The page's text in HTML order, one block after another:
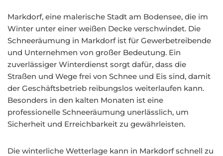
Markdorf, eine malerische Stadt am Bodensee, die im
Winter unter einer weißen Decke verschwindet. Die
Schneeräumung in Markdorf ist für Gewerbetreibende
und Unternehmen von großer Bedeutung. Ein
zuverlässiger Winterdienst sorgt dafür, dass die
Straßen und Wege frei von Schnee und Eis sind, damit
der Geschäftsbetrieb reibungslos weiterlaufen kann.
Besonders in den kalten Monaten ist eine
professionelle Schneeräumung unerlässlich, um
Sicherheit und Erreichbarkeit zu gewährleisten.
Die winterliche Wetterlage kann in Markdorf schnell zu